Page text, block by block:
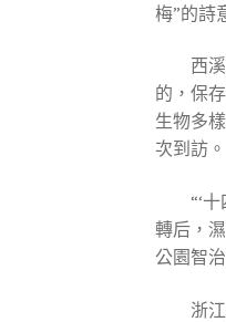
梅”的詩
西
的，保
生物多
次到訪。
“‘
轉后，
公園智
浙